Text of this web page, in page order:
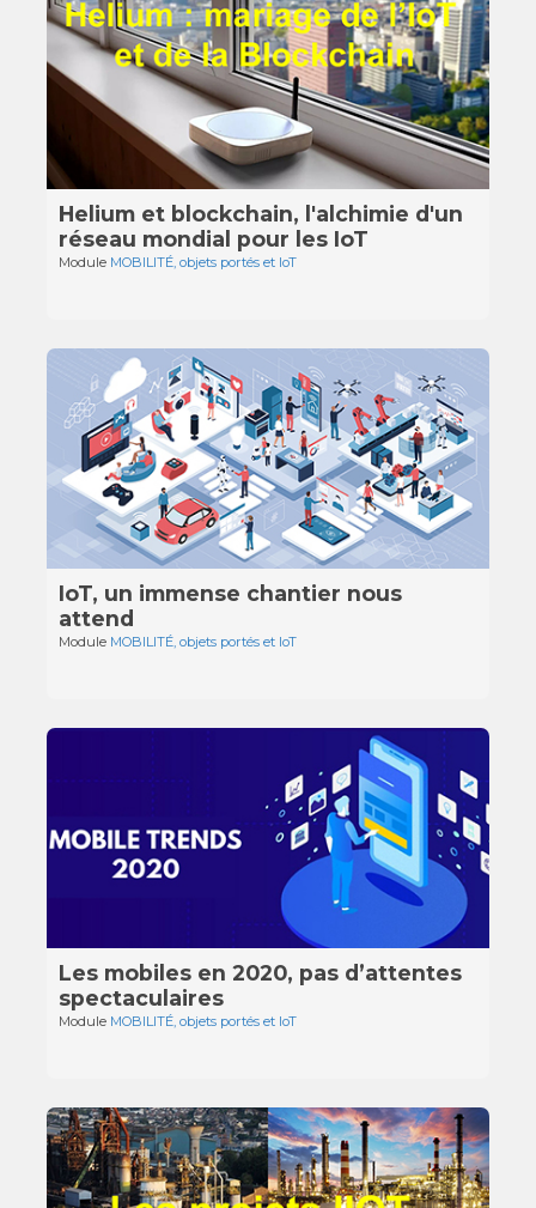
Helium et blockchain, l'alchimie d'un
réseau mondial pour les IoT
Module MOBILITÉ, objets portés et IoT
IoT, un immense chantier nous
attend
Module MOBILITÉ, objets portés et IoT
Les mobiles en 2020, pas d’attentes
spectaculaires
Module MOBILITÉ, objets portés et IoT